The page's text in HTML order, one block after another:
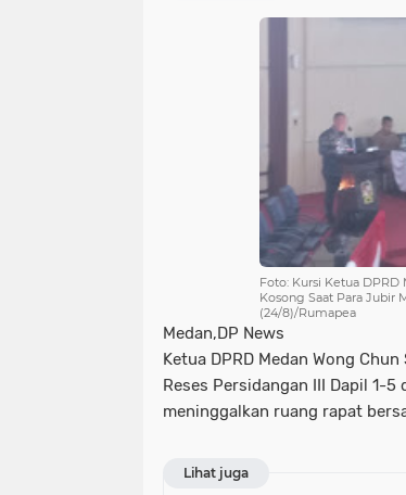
Foto: Kursi Ketua
Kosong Saat Para Jubir
(24/8)/Rumapea
Medan,DP News
Ketua DPRD Medan Wong
Reses Persidangan III Dapil 1-
meninggalkan ruang rapat
Lihat juga